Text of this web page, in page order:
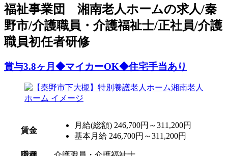
福祉事業団 湘南老人ホームの求人/秦
野市/介護職員・介護福祉士/正社員/介護
職員初任者研修
賞与3.8ヶ月◆マイカーOK◆住宅手当あり
賃金
月給(総額) 246,700円～311,200円
基本月給 246,700円～311,200円